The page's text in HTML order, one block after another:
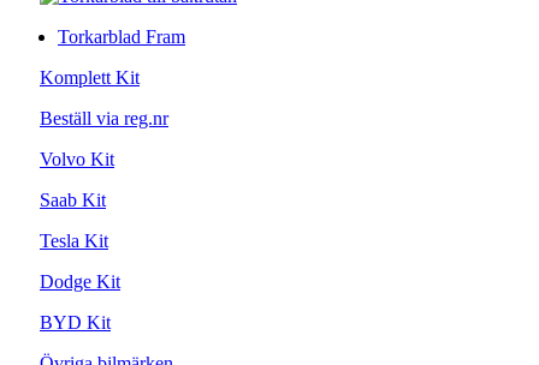
Torkarblad Fram
Komplett Kit
Beställ via reg.nr
Volvo Kit
Saab Kit
Tesla Kit
Dodge Kit
BYD Kit